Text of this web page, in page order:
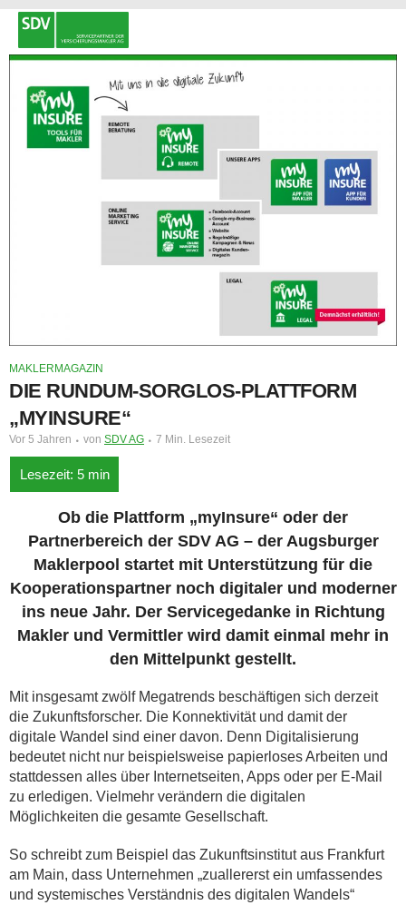
MAKLERMAGAZIN
DIE RUNDUM-SORGLOS-PLATTFORM
„MYINSURE“
Vor 5 Jahren von SDV AG 7 Min. Lesezeit
Ob die Plattform „myInsure“ oder der
Partnerbereich der SDV AG – der Augsburger
Maklerpool startet mit Unterstützung für die
Kooperationspartner noch digitaler und moderner
ins neue Jahr. Der Servicegedanke in Richtung
Makler und Vermittler wird damit einmal mehr in
den Mittelpunkt gestellt.
Mit insgesamt zwölf Megatrends beschäftigen sich derzeit
die Zukunftsforscher. Die Konnektivität und damit der
digitale Wandel sind einer davon. Denn Digitalisierung
bedeutet nicht nur beispielsweise papierloses Arbeiten und
stattdessen alles über Internetseiten, Apps oder per E-Mail
zu erledigen. Vielmehr verändern die digitalen
Möglichkeiten die gesamte Gesellschaft.
So schreibt zum Beispiel das Zukunftsinstitut aus Frankfurt
am Main, dass Unternehmen „zuallererst ein umfassendes
und systemisches Verständnis des digitalen Wandels“